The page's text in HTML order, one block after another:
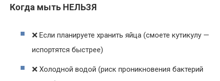
Когда мыть НЕЛЬЗЯ
❌ Если планируете хранить яйца (смоете кутикулу —
испортятся быстрее)
❌ Холодной водой (риск проникновения бактерий